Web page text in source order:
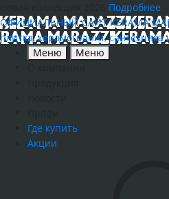
Подробнее
ОФИЦИАЛЬНЫЙ САЙТ KERAMA
плитка, керамогранит,
Меню
Меню
Где купить
Акции